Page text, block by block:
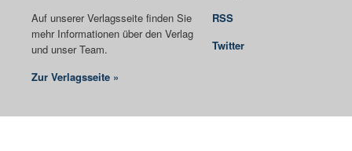
Auf unserer Verlagsseite finden Sie
mehr Informationen über den Verlag
und unser Team.
Zur Verlagsseite »
RSS
Twitter